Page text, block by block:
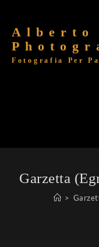
Alberto
Fotografia Per
Garzetta
>